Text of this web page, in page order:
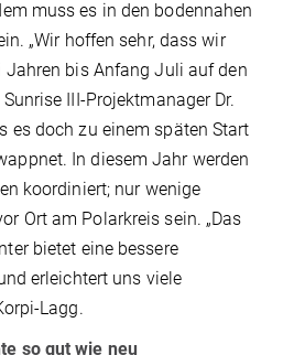
muss es in den bodennahen
„Wir hoffen sehr, dass wir
Jahren bis Anfang Juli auf den
III-Projektmanager Dr.
es doch zu einem späten Start
In diesem Jahr werden
koordiniert; nur wenige
Ort am Polarkreis sein. „Das
bietet eine bessere
erleichtert uns viele
Lagg.
so gut wie neu